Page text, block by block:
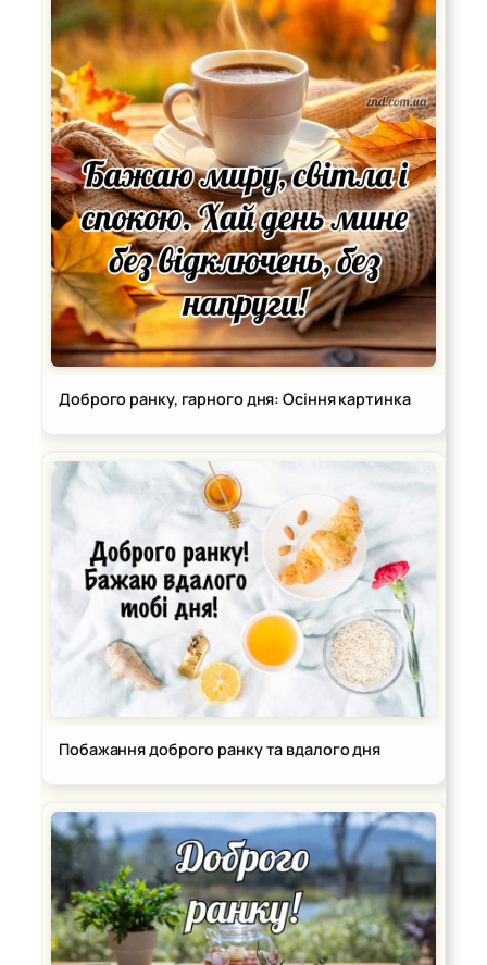
Доброго ранку, гарного дня: Осіння картинка
Побажання доброго ранку та вдалого дня